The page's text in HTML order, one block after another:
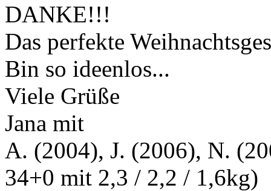
DANKE!!!
Das perfekte
Bin so ideenlos...
Viele Grüße
Jana mit
A. (2004), J. (2006), N.
34+0 mit 2,3 / 2,2 / 1,6kg)